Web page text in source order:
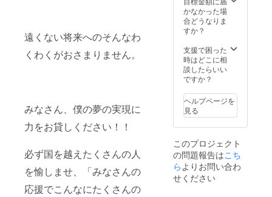
遠くない将来へのそんなわ
くわくがおさまりません。
みなさん、僕の夢の実現に
力をお貸しください！！
必ず国を越えたくさんの人
を愉しませ、「みなさんの
応援でこんなにたくさんの
負担く
ださ
い…
易度は
ヨット
トロは
シャリ
が立体
なので
度伝承
折り紙
に慣れ
た中級
作品で
す。
渡しし
ま
す！！
み
かなかった場
合どうなりま
すか？
支援で困った
時はどこに相
談したらいい
ですか？
ヘルプページを
見る
このプロジェクト
の問題報告はこち
らよりお問い合わ
せください